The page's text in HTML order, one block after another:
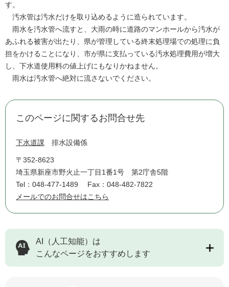
す。
汚水管は汚水だけを取り込めるように造られています。
雨水を汚水管へ流すと、大雨の時に道路のマンホールから汚水が
あふれる被害が出たり、県が管理している終末処理場での処理に負
担をかけることになり、市が県に支払っている汚水処理費用が増大
し、下水道使用料の値上げにもなりかねません。
雨水は汚水管へ絶対に流さないでください。
このページに関するお問合せ先
下水道課 排水設備係
〒352-8623
埼玉県新座市野火止一丁目1番1号 第2庁舎5階
Tel：048-477-1489
Fax：048-482-7822
メールでのお問合せはこちら
AI（人工知能）は
こんなページをおすすめします